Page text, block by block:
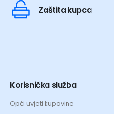
Zaštita kupca
Korisnička služba
Opći uvjeti kupovine